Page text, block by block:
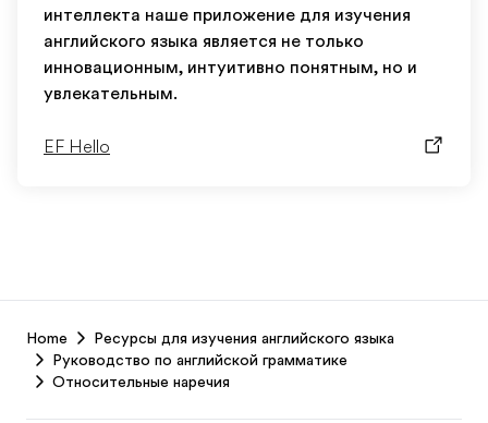
интеллекта наше приложение для изучения
английского языка является не только
инновационным, интуитивно понятным, но и
увлекательным.
EF Hello
Footer
Home
Ресурсы для изучения английского языка
Руководство по английской грамматике
Относительные наречия